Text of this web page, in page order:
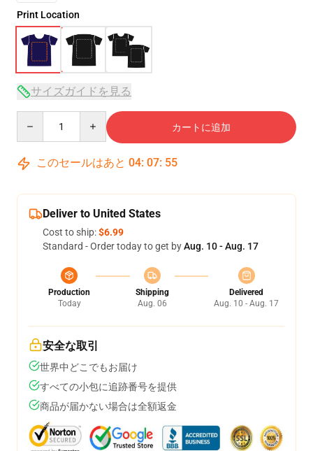
Print Location
サイズガイドを見る
カートに追加
このセールはあと 04: 07: 54
Deliver to United States
Cost to ship:$6.99
Standard - Order today to get byAug. 10 - Aug. 17
Production
Today
Shipping
Aug. 06
Delivered
Aug. 10 - Aug. 17
安全な取引
世界中どこでもお届け
すべての小包に追跡番号を提供
商品が届かない場合は全額返金